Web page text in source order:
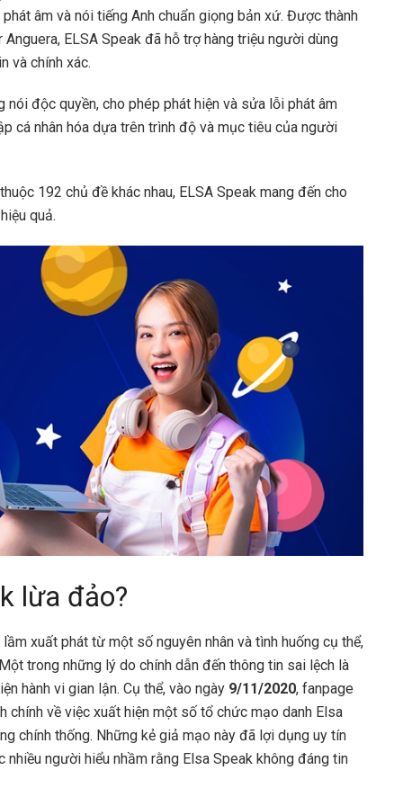
âm và nói tiếng Anh chuẩn giọng bản xứ. Được thành
ELSA Speak đã hỗ trợ hàng triệu người dùng
và chính xác.
độc quyền, cho phép phát hiện và sửa lỗi phát âm
cá nhân hóa dựa trên trình độ và mục tiêu của người
192 chủ đề khác nhau, ELSA Speak mang đến cho
quả.
lừa đảo?
xuất phát từ một số nguyên nhân và tình huống cụ thể,
trong những lý do chính dẫn đến thông tin sai lệch là
hành vi gian lận. Cụ thể, vào ngày 9/11/2020, fanpage
về việc xuất hiện một số tổ chức mạo danh Elsa
chính thống. Những kẻ giả mạo này đã lợi dụng uy tín
người hiểu nhầm rằng Elsa Speak không đáng tin